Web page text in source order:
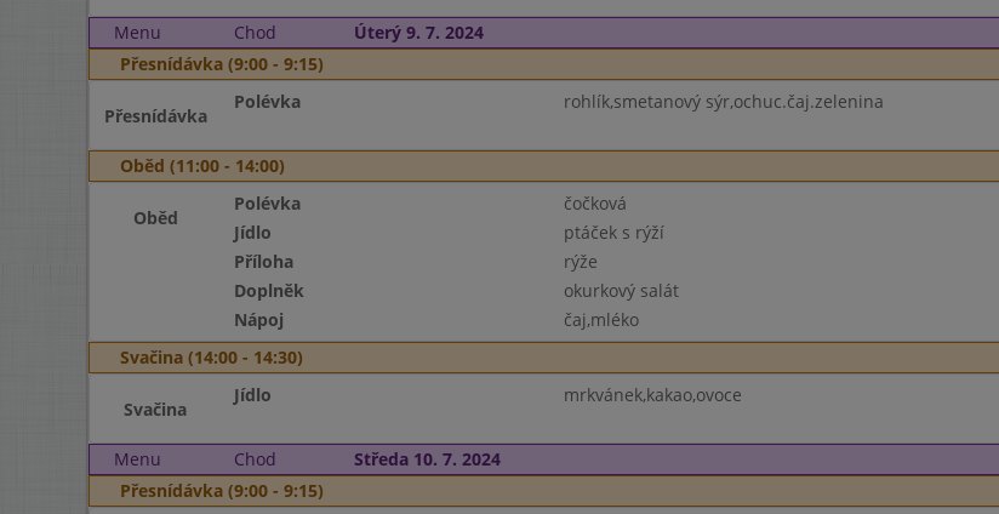
Menu Chod Úterý 9. 7. 2024
Přesnídávka (9:00 - 9:15)
Přesnídávka
Polévka rohlík,smetanový sýr,ochuc.čaj.zelenina
Oběd (11:00 - 14:00)
Oběd
Polévka čočková
Jídlo
ptáček s rýží
Příloha
rýže
Doplněk
okurkový salát
Nápoj
čaj,mléko
Svačina (14:00 - 14:30)
Svačina
Jídlo mrkvánek,kakao,ovoce
Menu Chod Středa 10. 7. 2024
Přesnídávka (9:00 - 9:15)